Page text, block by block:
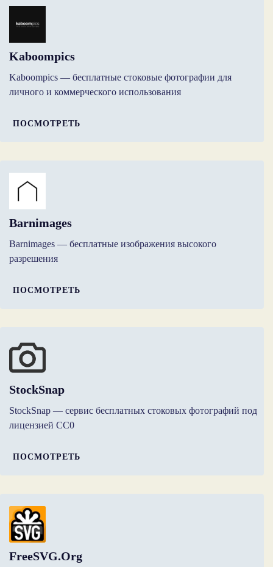
Kaboompics
Kaboompics — бесплатные стоковые фотографии для
личного и коммерческого использования
ПОСМОТРЕТЬ
Barnimages
Barnimages — бесплатные изображения высокого
разрешения
ПОСМОТРЕТЬ
StockSnap
StockSnap — сервис бесплатных стоковых фотографий под
лицензией CC0
ПОСМОТРЕТЬ
FreeSVG.org